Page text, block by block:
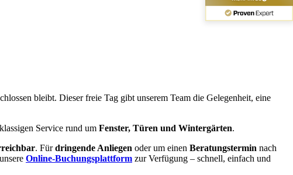
bleibt. Dieser freie Tag gibt unserem Team die Gelegenheit, eine
Service rund um Fenster, Türen und Wintergärten.
. Fürdringende Anliegen oder um einen Beratungstermin nach
Online-Buchungsplattform zur Verfügung – schnell, einfach und